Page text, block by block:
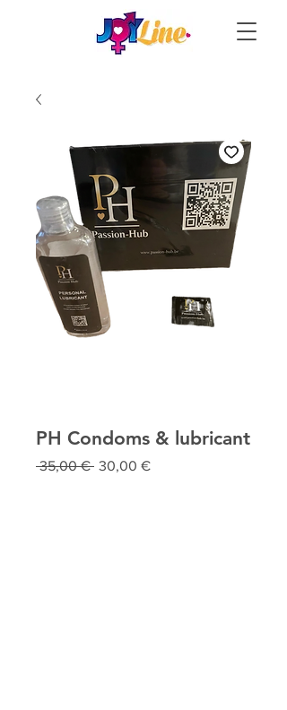
PH Condoms & lubricant
35,00 € Preço
30,00 €Preço